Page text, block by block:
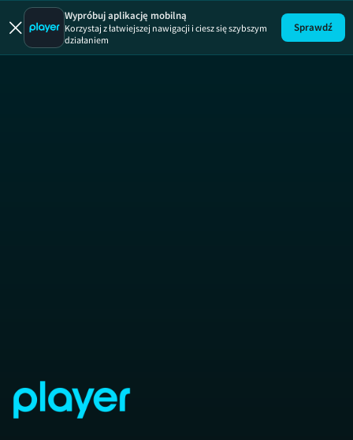
Thor:
Wypróbuj aplikację mobilną
Korzystaj z łatwiejszej nawigacji i ciesz się szybszym
działaniem
Sprawdź